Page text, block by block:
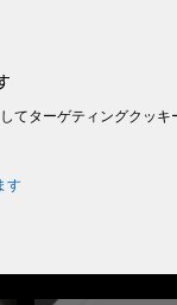
てターゲティングクッキ
す